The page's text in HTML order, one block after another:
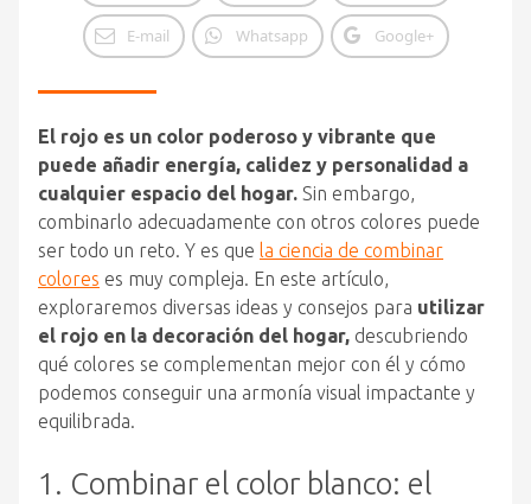
E-mail Whatsapp Google+
El rojo es un color poderoso y vibrante que
puede añadir energía, calidez y personalidad a
cualquier espacio del hogar. Sin embargo,
combinarlo adecuadamente con otros colores puede
ser todo un reto. Y es que la ciencia de combinar
colores es muy compleja. En este artículo,
exploraremos diversas ideas y consejos para utilizar
el rojo en la decoración del hogar, descubriendo
qué colores se complementan mejor con él y cómo
podemos conseguir una armonía visual impactante y
equilibrada.
1. Combinar el color blanco: el